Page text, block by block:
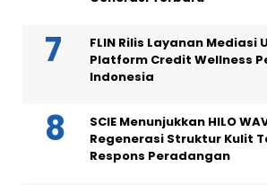
FLIN Rilis Layanan Mediasi
Platform Credit Wellness
Indonesia
SCIE Menunjukkan HILO
Regenerasi Struktur Kulit
Respons Peradangan